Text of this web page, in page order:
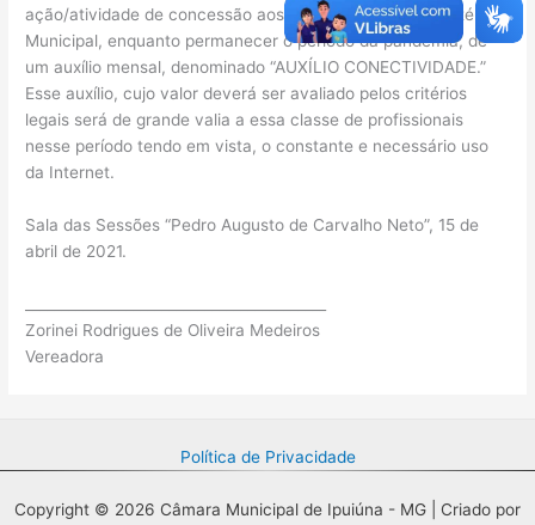
ação/atividade de concessão aos profissionais do Magistério
Municipal, enquanto permanecer o período da pandemia, de
um auxílio mensal, denominado “AUXÍLIO CONECTIVIDADE.”
Esse auxílio, cujo valor deverá ser avaliado pelos critérios
legais será de grande valia a essa classe de profissionais
nesse período tendo em vista, o constante e necessário uso
da Internet.
Sala das Sessões “Pedro Augusto de Carvalho Neto”, 15 de
abril de 2021.
Zorinei Rodrigues de Oliveira Medeiros
Vereadora
Política de Privacidade
Copyright © 2026 Câmara Municipal de Ipuiúna - MG | Criado por